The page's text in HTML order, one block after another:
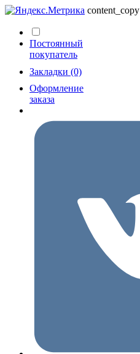
content_copy
Постоянный
покупатель
Закладки (0)
Оформление
заказа